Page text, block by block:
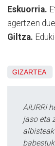
Eskuorria.
agertzen
Giltza.
GIZARTEA
AIURRI
jaso eta